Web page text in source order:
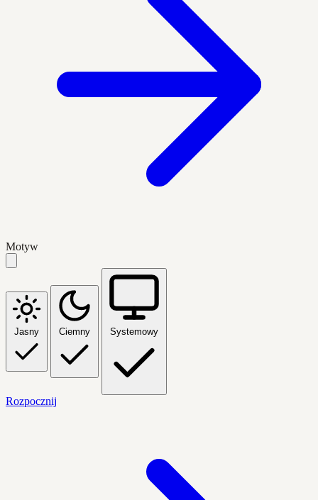
Motyw
Jasny Ciemny Systemowy
Rozpocznij